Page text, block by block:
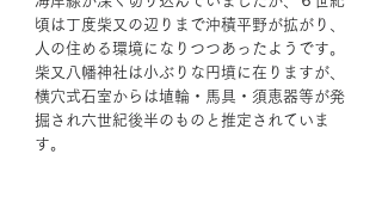
頃は丁度柴又の辺りまで沖積平野が拡がり、
人の住める環境になりつつあったようです。
柴又八幡神社は小ぶりな円墳に在りますが、
横穴式石室からは埴輪・馬具・須恵器等が発
掘され六世紀後半のものと推定されていま
す。